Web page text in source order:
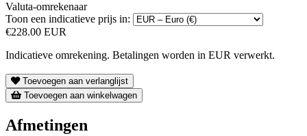
Valuta-omrekenaar
Toon een indicatieve prijs in:
€228.00 EUR
Indicatieve omrekening. Betalingen worden in EUR verwerkt.
Toevoegen aan verlanglijst
Toevoegen aan winkelwagen
Afmetingen